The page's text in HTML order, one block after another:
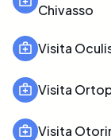
Chivasso
Visita
Visita
Visita